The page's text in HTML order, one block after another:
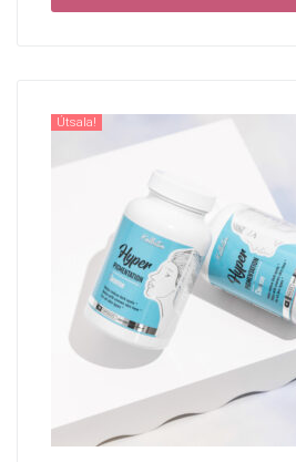
Útsala!